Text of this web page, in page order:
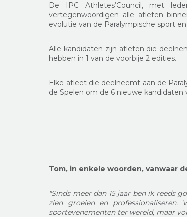
De IPC Athletes’Council, met
vertegenwoordigen alle atleten
evolutie van de Paralympische sport
Alle kandidaten zijn atleten die
hebben in 1 van de voorbije 2 edities.
Elke atleet die deelneemt aan de
de Spelen om de 6 nieuwe
Tom, in enkele woorden, vanwaar
"Sinds meer dan 15 jaar ben ik reeds
zien groeien en
sportevenementen ter wereld, maar